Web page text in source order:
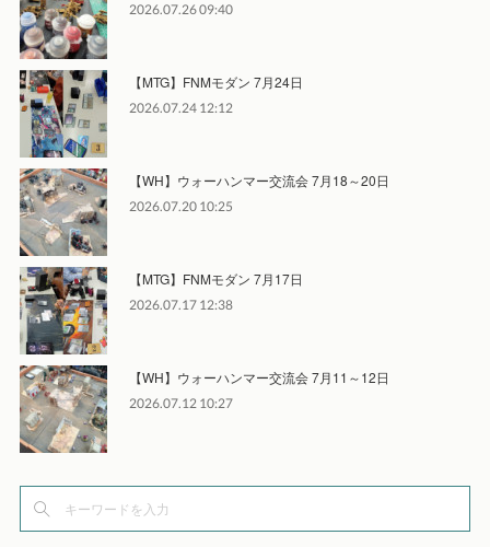
2026.07.26 09:40
【MTG】FNMモダン 7月24日
2026.07.24 12:12
【WH】ウォーハンマー交流会 7月18～20日
2026.07.20 10:25
【MTG】FNMモダン 7月17日
2026.07.17 12:38
【WH】ウォーハンマー交流会 7月11～12日
2026.07.12 10:27